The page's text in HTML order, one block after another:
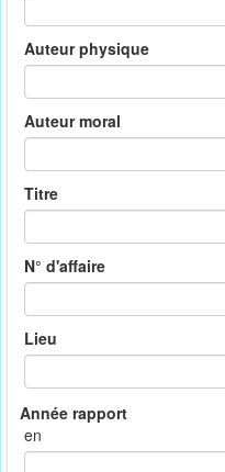
Auteur physique
Auteur moral
Titre
N° d'affaire
Lieu
en